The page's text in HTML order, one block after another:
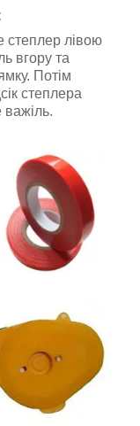
степлер лівою
вгору та
Потім
степлера